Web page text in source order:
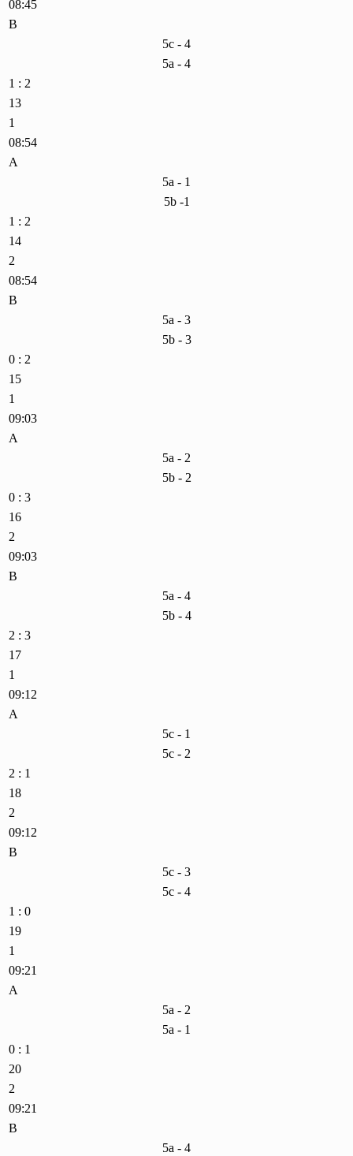
08:45
B
5c - 4
5a - 4
1 : 2
13
1
08:54
A
5a - 1
5b -1
1 : 2
14
2
08:54
B
5a - 3
5b - 3
0 : 2
15
1
09:03
A
5a - 2
5b - 2
0 : 3
16
2
09:03
B
5a - 4
5b - 4
2 : 3
17
1
09:12
A
5c - 1
5c - 2
2 : 1
18
2
09:12
B
5c - 3
5c - 4
1 : 0
19
1
09:21
A
5a - 2
5a - 1
0 : 1
20
2
09:21
B
5a - 4